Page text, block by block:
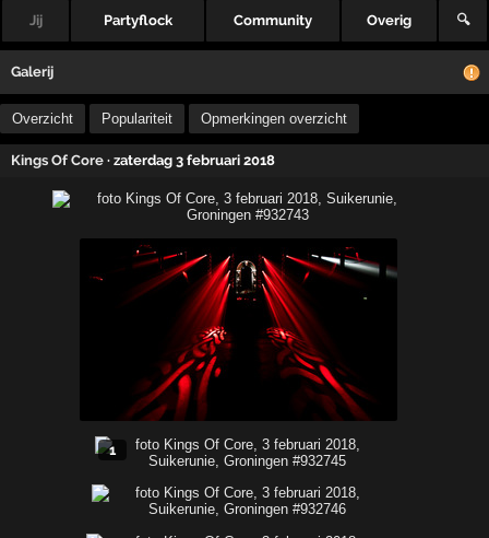
Jij Partyflock Community Overig 🔍
Galerij
Overzicht Populariteit Opmerkingen overzicht
Kings Of Core · zaterdag 3 februari 2018
1